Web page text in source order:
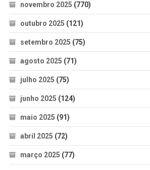
novembro 2025 (770)
outubro 2025 (121)
setembro 2025 (75)
agosto 2025 (71)
julho 2025 (75)
junho 2025 (124)
maio 2025 (91)
abril 2025 (72)
março 2025 (77)